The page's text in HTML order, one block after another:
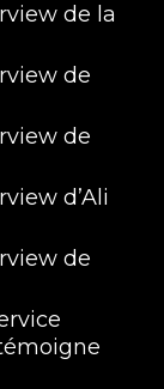
de la
de
de
d’Ali
de